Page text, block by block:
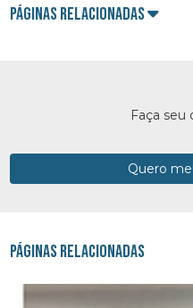
Páginas Relacionadas
Faça
Quero
Páginas Relacionadas